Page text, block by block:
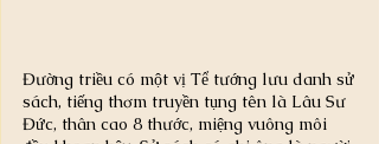
Đường triều có một vị Tể tướng lưu danh sử
sách, tiếng thơm truyền tụng tên là Lâu Sư
Đức, thân cao 8 thước, miệng vuông môi